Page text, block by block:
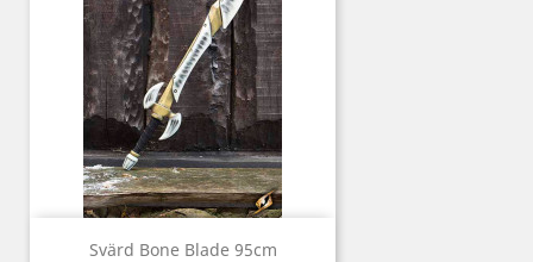
Svärd Bone Blade 95cm